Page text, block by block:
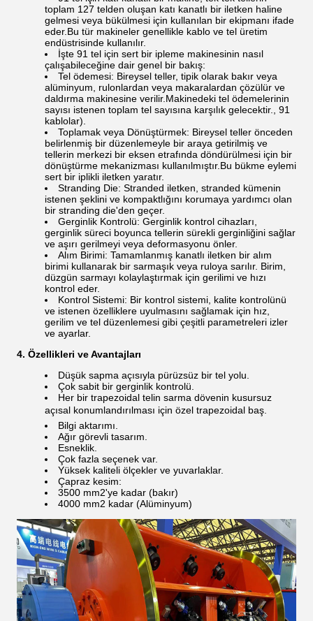
toplam 127 telden oluşan katı kanatlı bir iletken haline
gelmesi veya bükülmesi için kullanılan bir ekipmanı ifade
eder.Bu tür makineler genellikle kablo ve tel üretim
endüstrisinde kullanılır.
İşte 91 tel için sert bir ipleme makinesinin nasıl
çalışabileceğine dair genel bir bakış:
Tel ödemesi: Bireysel teller, tipik olarak bakır veya
alüminyum, rulonlardan veya makaralardan çözülür ve
daldırma makinesine verilir.Makinedeki tel ödemelerinin
sayısı istenen toplam tel sayısına karşılık gelecektir., 91
kablolar).
Toplamak veya Dönüştürmek: Bireysel teller önceden
belirlenmiş bir düzenlemeyle bir araya getirilmiş ve
tellerin merkezi bir eksen etrafında döndürülmesi için bir
dönüştürme mekanizması kullanılmıştır.Bu bükme eylemi
sert bir iplikli iletken yaratır.
Stranding Die: Stranded iletken, stranded kümenin
istenen şeklini ve kompaktlığını korumaya yardımcı olan
bir stranding die'den geçer.
Gerginlik Kontrolü: Gerginlik kontrol cihazları,
gerginlik süreci boyunca tellerin sürekli gerginliğini sağlar
ve aşırı gerilmeyi veya deformasyonu önler.
Alım Birimi: Tamamlanmış kanatlı iletken bir alım
birimi kullanarak bir sarmaşık veya ruloya sarılır. Birim,
düzgün sarmayı kolaylaştırmak için gerilimi ve hızı
kontrol eder.
Kontrol Sistemi: Bir kontrol sistemi, kalite kontrolünü
ve istenen özelliklere uyulmasını sağlamak için hız,
gerilim ve tel düzenlemesi gibi çeşitli parametreleri izler
ve ayarlar.
4. Özellikleri ve Avantajları
Düşük sapma açısıyla pürüzsüz bir tel yolu.
Çok sabit bir gerginlik kontrolü.
Her bir trapezoidal telin sarma dövenin kusursuz
açısal konumlandırılması için özel trapezoidal baş.
Bilgi aktarımı.
Ağır görevli tasarım.
Esneklik.
Çok fazla seçenek var.
Yüksek kaliteli ölçekler ve yuvarlaklar.
Çapraz kesim:
3500 mm2'ye kadar (bakır)
4000 mm2 kadar (Alüminyum)